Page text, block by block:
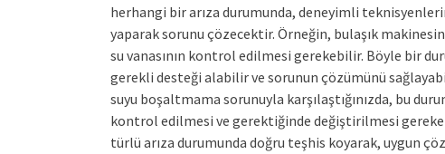
herhangi bir arıza durumunda, deneyimli
yaparak sorunu çözecektir. Örneğin, bulaşık
su vanasının kontrol edilmesi gerekebilir. Böyle bir
gerekli desteği alabilir ve sorunun çözümünü
suyu boşaltmama sorunuyla karşılaştığınızda, bu
kontrol edilmesi ve gerektiğinde değiştirilmesi
türlü arıza durumunda doğru teşhis koyarak, uygun